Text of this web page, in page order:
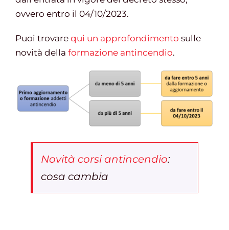
ovvero entro il 04/10/2023.
Puoi trovare qui un approfondimento sulle
novità della formazione antincendio.
Novità corsi antincendio:
cosa cambia